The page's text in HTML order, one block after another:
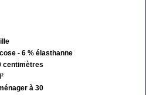
- 6 % élasthanne
centimètres
à 30